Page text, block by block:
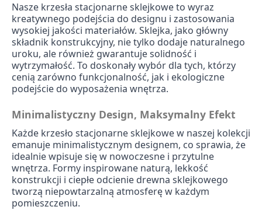
Nasze krzesła stacjonarne sklejkowe to wyraz
kreatywnego podejścia do designu i zastosowania
wysokiej jakości materiałów. Sklejka, jako główny
składnik konstrukcyjny, nie tylko dodaje naturalnego
uroku, ale również gwarantuje solidność i
wytrzymałość. To doskonały wybór dla tych, którzy
cenią zarówno funkcjonalność, jak i ekologiczne
podejście do wyposażenia wnętrza.
Minimalistyczny Design, Maksymalny Efekt
Każde krzesło stacjonarne sklejkowe w naszej kolekcji
emanuje minimalistycznym designem, co sprawia, że
idealnie wpisuje się w nowoczesne i przytulne
wnętrza. Formy inspirowane naturą, lekkość
konstrukcji i ciepłe odcienie drewna sklejkowego
tworzą niepowtarzalną atmosferę w każdym
pomieszczeniu.